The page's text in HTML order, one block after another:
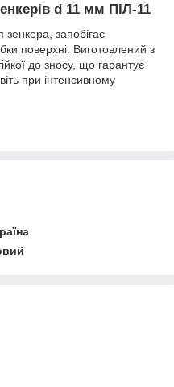
d 11 мм ПІЛ-11
запобігає
поверхні. Виготовлений з
до зносу, що гарантує
при інтенсивному